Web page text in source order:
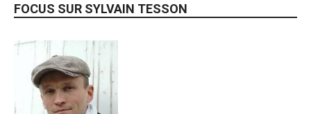
FOCUS SUR SYLVAIN TESSON